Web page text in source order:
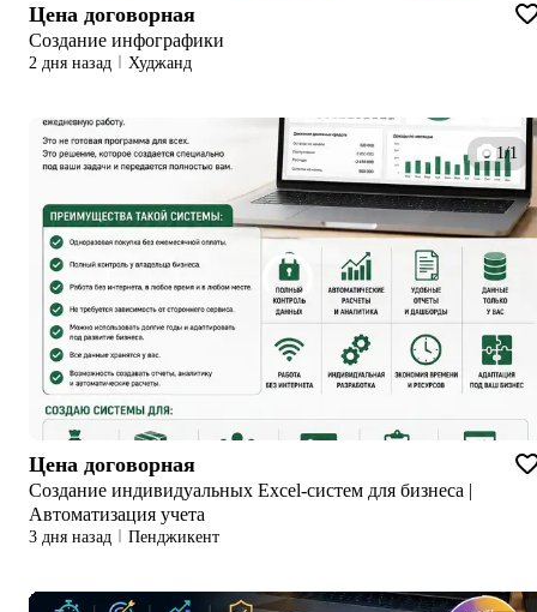
Цена договорная
Создание инфографики
2 дня назад Худжанд
1/1
Цена договорная
Создание индивидуальных Excel-систем для бизнеса |
Автоматизация учета
3 дня назад Пенджикент